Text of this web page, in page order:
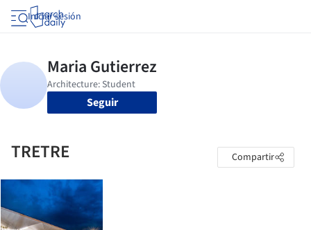
Iniciar sesión
Seguir
TRETRE Compartir